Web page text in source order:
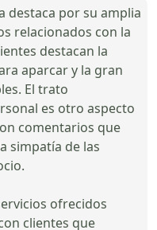
destaca por su amplia
relacionados con la
destacan la
aparcar y la gran
El trato
es otro aspecto
comentarios que
simpatía de las
ofrecidos
clientes que